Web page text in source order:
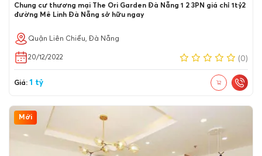
Chung cư thương mại The Ori Garden Đà Nẵng 1 2 3PN giá chỉ 1tỷ2
đường Mê Linh Đà Nẵng sở hữu ngay
Quận Liên Chiểu, Đà Nẵng
20/12/2022 (0)
Giá: 1 tỷ
Mới